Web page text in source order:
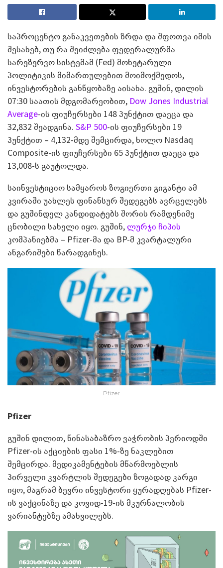
საპროცენტო განაკვეთების ზრდა და შფოთვა იმის
შესახებ, თუ რა შეიძლება ფედერალურმა
სარეზერვო სისტემამ (Fed) მონეტარული
პოლიტიკის მიმართულებით მოიმოქმედოს,
ინვესტორების განწყობაზე აისახა. გუშინ, დილის
07:30 საათის მდგომარეობით, Dow Jones Industrial
Average-ის ფიუჩერსები 148 პუნქტით დაეცა და
32,832 შეადგინა. S&P 500-ის ფიუჩერსები 19
პუნქტით – 4,132-მდე შემცირდა, ხოლო Nasdaq
Composite-ის ფიუჩერსები 65 პუნქტით დაეცა და
13,008-ს გაუტოლდა.
საინვესტიციო სამყაროს ზოგიერთი გიგანტი ამ
კვირაში უახლეს ფინანსურ შედეგებს ავრცელებს
და გუშინდელ კანდიდატებს შორის რამდენიმე
ცნობილი სახელი იყო. გუშინ,ლურჯი ჩიპის
კომპანიებმა – Pfizer-მა და BP-მ კვარტალური
ანგარიშები წარადგინეს.
Pfizer
Pfizer
გუშინ დილით, წინასაბაზრო ვაჭრობის პერიოდში
Pfizer-ის აქციების ფასი 1%-ზე ნაკლებით
შემცირდა. მედიკამენტების მწარმოებლის
პირველი კვარტლის შედეგები ზოგადად კარგი
იყო, მაგრამ ბევრი ინვესტორი ყურადღებას Pfizer-
ის ვაქცინაზე და კოვიდ-19-ის მკურნალობის
ვარიანტებზე ამახვილებს.